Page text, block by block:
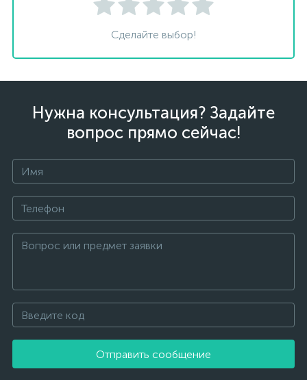
Сделайте выбор!
Нужна консультация? Задайте
вопрос прямо сейчас!
Отправить сообщение